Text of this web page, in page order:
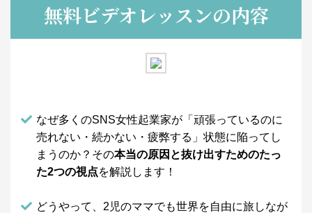
無料ビデオレッスンの内容
なぜ多くのSNS女性起業家が 「頑張っているのに
売れない・続かない・疲弊する」状態に陥ってし
まうのか？ その本当の原因と抜け出すためのたっ
た2つの視点を解説します！
どうやって、2児のママでも世界を自由に旅しなが